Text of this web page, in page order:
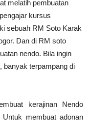
melatih pembuatan
kursus
sebuah RM Soto Karak
Dan di RM soto
nendo. Bila ingin
banyak terpampang di
kerajinan Nendo
membuat adonan